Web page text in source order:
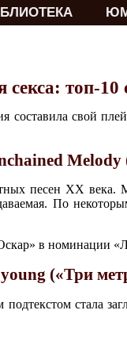
топ-10
составила свой
Melody
песен XX
По
в номинации
(«Три
стала